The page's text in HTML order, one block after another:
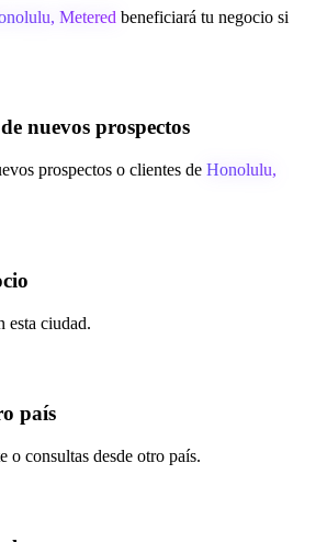
Metered beneficiará tu negocio si
nuevos prospectos
prospectos o clientes de Honolulu,
esta ciudad.
país
o consultas desde otro país.